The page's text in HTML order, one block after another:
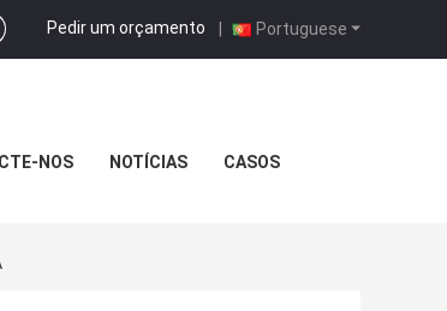
Portuguese
Pedir um orçamento |
NOS NOTÍCIAS CASOS